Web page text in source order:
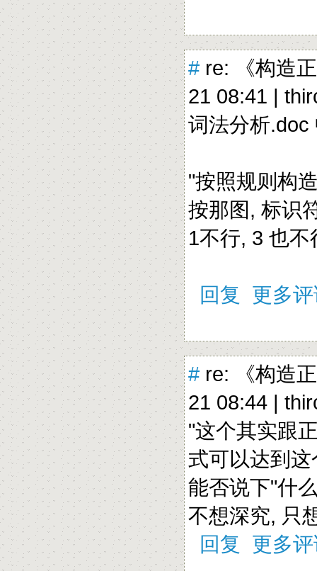
# re: 《构造
21 08:41 |
词法分析.doc
"按照规则构
按那图, 标识
1不行, 3 也不
回复 更多
# re: 《构造
21 08:44 |
"这个其实跟
式可以达到
能否说下"什
不想深究, 只
回复
更多